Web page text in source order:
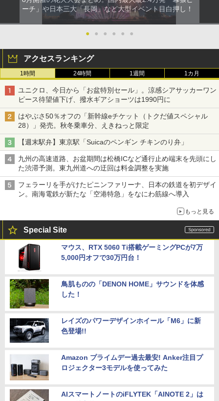
ーチ」や日本三大「長岡」など大型イベント目白押し！
● ● ● ● ● ●
アクセスランキング
1時間 24時間 1週間 1カ月
ユニクロ、今日から「お盆特別セール」。涼感シアサッカーワン
ピース待望値下げ、撥水ギアショーツは1990円に
はやぶさ50％オフの「新幹線eチケット（トクだ値スペシャル
28）」発売。秋冬乗車分、えきねっと限定
【週末駅弁】東京駅「Suicaのペンギン チキンのり弁」
九州の高速道路、お盆期間は松橋ICなど通行止め端末を先頭にし
た渋滞予測。東九州道への迂回は料金調整を実施
フェラーリを手がけたピニンファリーナ、日本の鉄道を初デザイ
ン。南海電鉄が新たな「空港特急」をなにわ筋線へ導入
もっと見る
Special Site
マウス、RTX 5060 Ti搭載ゲーミングPCが7万
5,000円オフで30万円台！
鳥肌ものの「DENON HOME」サウンドを体感
した！
レイズのパワーデザインホイール「M6」に新
色登場!!
Amazon プライムデー過去最安! Anker注目プ
ロジェクター3モデルを使ってみた
AIスマートノートのiFLYTEK「AINOTE 2」は